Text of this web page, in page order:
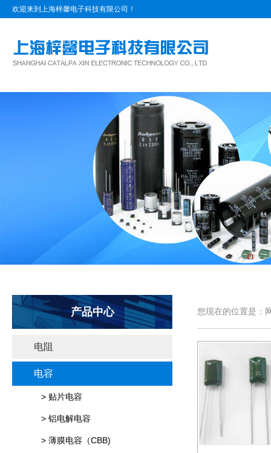
欢迎来到上海梓馨电子科技有限公司！
产品中心
电阻
电容
> 贴片电容
> 铝电解电容
> 薄膜电容（CBB)
您现在的位置是：